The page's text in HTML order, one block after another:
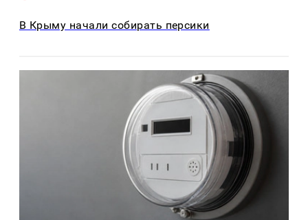
В Крыму начали собирать персики